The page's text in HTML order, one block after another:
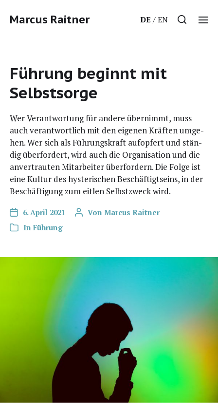
Marcus Raitner DE EN
Führung beginnt mit
Selbstsorge
Wer Ver­ant­wor­tung für ande­re über­nimmt, muss
auch ver­ant­wort­lich mit den eige­nen Kräf­ten umge­
hen. Wer sich als Füh­rungs­kraft auf­op­fert und stän­
dig über­for­dert, wird auch die Orga­ni­sa­ti­on und die
anver­trau­ten Mit­ar­bei­ter über­for­dern. Die Fol­ge ist
eine Kul­tur des hys­te­ri­schen Beschäf­tigt­seins, in der
Beschäf­ti­gung zum eit­len Selbst­zweck wird.
6. April 2021 Von Marcus Raitner
In Führung